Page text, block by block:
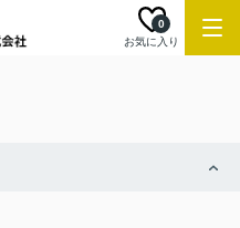
お気に入り
0